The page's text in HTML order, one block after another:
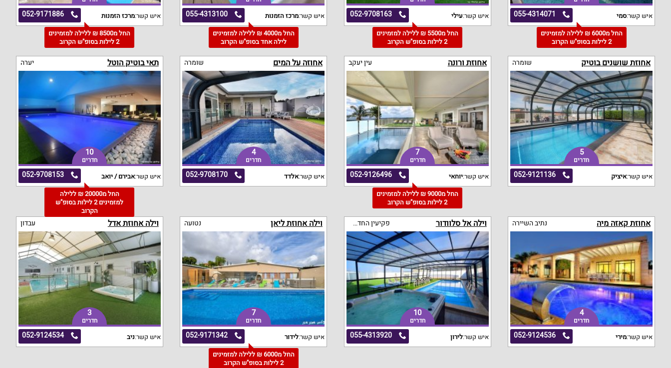
055-4314071 איש קשר:סמי
החל מ6000 ₪ ללילה למזמינים
2 לילות בסופ"ש הקרוב
052-9708163 איש קשר:עילי
החל מ5500 ₪ ללילה למזמינים
2 לילות בסופ"ש הקרוב
055-4313100 איש קשר:מרכז הזמנות
החל מ4000 ₪ ללילה למזמינים
לילה אחד בסופ"ש הקרוב
052-9171886 איש קשר:מרכז הזמנות
החל מ8500 ₪ ללילה למזמינים
2 לילות בסופ"ש הקרוב
אחוזת שושנים בוטיק שומרה
5
חדרים
052-9121136 איש קשר:איציק
אחוזת ורונה עין יעקב
7
חדרים
052-9126496 איש קשר:יוחאי
החל מ9000 ₪ ללילה למזמינים
2 לילות בסופ"ש הקרוב
אחוזה על המים שומרה
4
חדרים
052-9708170 איש קשר:אלדד
תאי בוטיק הוטל יערה
10
חדרים
052-9708153 איש קשר:אבירם / יואב
החל מ20000 ₪ ללילה
למזמינים 2 לילות בסופ"ש
הקרוב
אחוזת קאזה מיה נתיב השיירה
4
חדרים
052-9124536 איש קשר:מירי
וילה אל סלוודור פקיעין החדשה
10
חדרים
055-4313920 איש קשר:לירון
וילה אחוזת ליאן נטועה
7
חדרים
052-9171342 איש קשר:לידור
החל מ6000 ₪ ללילה למזמינים
2 לילות בסופ"ש הקרוב
וילה אחוזת אדל עבדון
3
חדרים
052-9124534 איש קשר:ניב